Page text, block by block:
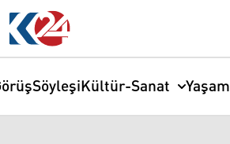
SöyleşiKültür-Sanat Yaşam